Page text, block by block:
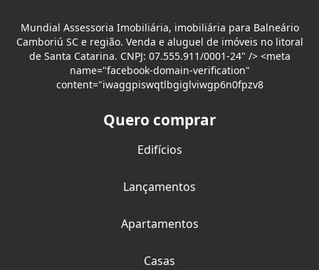
Mundial Assessoria Imobiliária, imobiliária para Balneário
Camboriú SC e região. Venda e aluguel de imóveis no litoral
de Santa Catarina. CNPJ: 07.555.911/0001-24" /> <meta
name="facebook-domain-verification"
content="iwaggpiswqtlbgiglviwgp6n0fpzv8
Quero comprar
Edifícios
Lançamentos
Apartamentos
Casas